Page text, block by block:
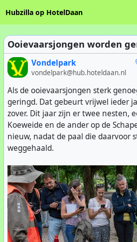
Hubzilla op HotelDaan
Ooievaarsjongen worden
Vondelpark
vondelpark@hub.hoteldaan.nl
Als de ooievaarsjongen sterk
geringd. Dat gebeurt vrijwel ieder
zover. Dit jaar zijn er twee nesten,
Koeweide en de ander op de
nieuw, nadat de paal die daarvoor
weggehaald.